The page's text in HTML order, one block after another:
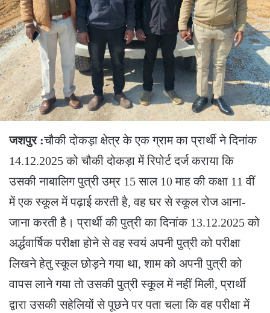
जशपुर :चौकी दोकड़ा क्षेत्र के एक ग्राम का प्रार्थी ने दिनांक
14.12.2025 को चौकी दोकड़ा में रिपोर्ट दर्ज कराया कि
उसकी नाबालिग पुत्री उम्र 15 साल 10 माह की कक्षा 11 वीं
में एक स्कूल में पढ़ाई करती है, वह घर से स्कूल रोज आना-
जाना करती है। प्रार्थी की पुत्री का दिनांक 13.12.2025 को
अर्द्धवार्षिक परीक्षा होने से वह स्वयं अपनी पुत्री को परीक्षा
लिखने हेतु स्कूल छोड़ने गया था, शाम को अपनी पुत्री को
वापस लाने गया तो उसकी पुत्री स्कूल में नहीं मिली, प्रार्थी
द्वारा उसकी सहेलियों से पूछने पर पता चला कि वह परीक्षा में